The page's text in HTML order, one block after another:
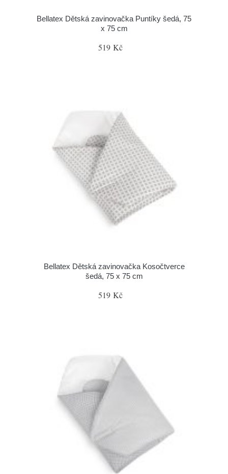
Bellatex Dětská zavinovačka Puntíky šedá, 75
x 75 cm
519 Kč
Bellatex Dětská zavinovačka Kosočtverce
šedá, 75 x 75 cm
519 Kč